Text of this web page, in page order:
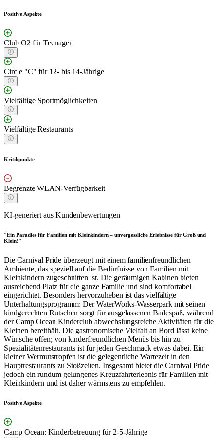
Positive Aspekte
Club O2 für Teenager
Circle "C" für 12- bis 14-Jährige
Vielfältige Sportmöglichkeiten
Vielfältige Restaurants
Kritikpunkte
Begrenzte WLAN-Verfügbarkeit
KI-generiert aus Kundenbewertungen
"Ein Paradies für Familien mit Kleinkindern – unvergessliche Erlebnisse für Groß und
Klein!"
Die Carnival Pride überzeugt mit einem familienfreundlichen
Ambiente, das speziell auf die Bedürfnisse von Familien mit
Kleinkindern zugeschnitten ist. Die geräumigen Kabinen bieten
ausreichend Platz für die ganze Familie und sind komfortabel
eingerichtet. Besonders hervorzuheben ist das vielfältige
Unterhaltungsprogramm: Der WaterWorks-Wasserpark mit seinen
kindgerechten Rutschen sorgt für ausgelassenen Badespaß, während
der Camp Ocean Kinderclub abwechslungsreiche Aktivitäten für die
Kleinen bereithält. Die gastronomische Vielfalt an Bord lässt keine
Wünsche offen; von kinderfreundlichen Menüs bis hin zu
Spezialitätenrestaurants ist für jeden Geschmack etwas dabei. Ein
kleiner Wermutstropfen ist die gelegentliche Wartezeit in den
Hauptrestaurants zu Stoßzeiten. Insgesamt bietet die Carnival Pride
jedoch ein rundum gelungenes Kreuzfahrterlebnis für Familien mit
Kleinkindern und ist daher wärmstens zu empfehlen.
Positive Aspekte
Camp Ocean: Kinderbetreuung für 2-5-Jährige